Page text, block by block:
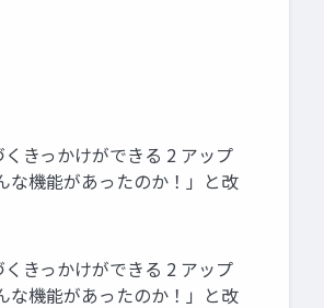
きっかけができる 2 アップ
な機能があったのか！」と改
きっかけができる 2 アップ
な機能があったのか！」と改